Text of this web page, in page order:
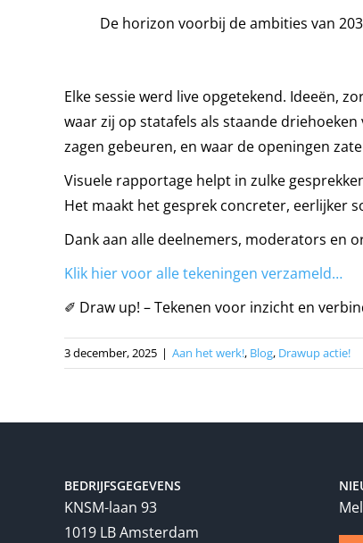
De horizon voorbij de ambities van
Elke sessie werd live opgetekend. Ideeën,
waar zij op statafels als staande
zagen gebeuren, en waar de openingen
Visuele rapportage helpt in zulke
Het maakt het gesprek concreter, eerlijker
Dank aan alle deelnemers, moderators en
Klik hier voor alle tekeningen verzameld…
✐ Draw up! – Tekenen voor inzicht en
3 december, 2025 | Aan het werk!, Blog, Drawup actie!
BEDRIJFSGEGEVENS
KNSM-laan 93
1019 LB Amsterdam